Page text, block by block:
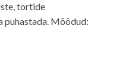
tortide
puhastada. Mõõdud: